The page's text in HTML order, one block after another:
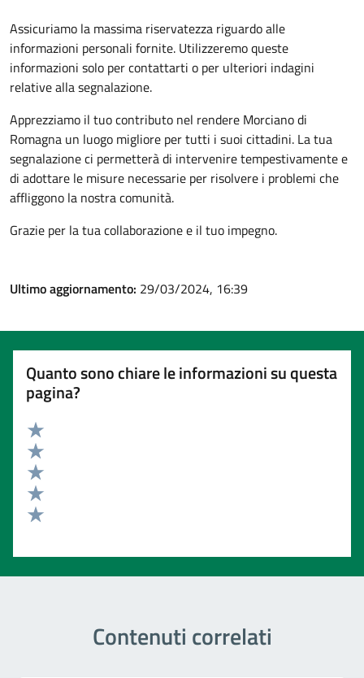
Assicuriamo la massima riservatezza riguardo alle
informazioni personali fornite. Utilizzeremo queste
informazioni solo per contattarti o per ulteriori indagini
relative alla segnalazione.
Apprezziamo il tuo contributo nel rendere Morciano di
Romagna un luogo migliore per tutti i suoi cittadini. La tua
segnalazione ci permetterà di intervenire tempestivamente e
di adottare le misure necessarie per risolvere i problemi che
affliggono la nostra comunità.
Grazie per la tua collaborazione e il tuo impegno.
Ultimo aggiornamento: 29/03/2024, 16:39
Quanto sono chiare le informazioni su questa
pagina?
Valuta 5 stelle su 5
Valuta 4 stelle su 5
Valuta 3 stelle su 5
Valuta 2 stelle su 5
Contenuti correlati